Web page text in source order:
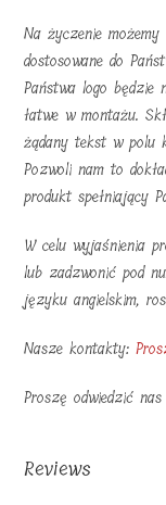
Na życzenie
dostosowane do
Państwa logo
łatwe w montażu.
żądany tekst w polu
Pozwoli nam to
produkt spełniający
W celu wyjaśnienia
lub zadzwonić pod
języku angielskim,
Nasze kontakty:
Proszę odwiedzić
Reviews